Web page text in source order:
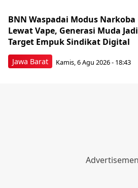
Jawa Barat
BNN Waspadai Modus Narkoba
Lewat Vape, Generasi Muda Jadi
Target Empuk Sindikat Digital
Kamis, 6 Agu 2026 - 18:43